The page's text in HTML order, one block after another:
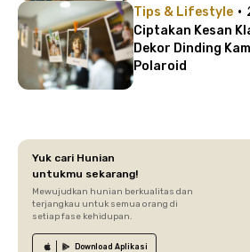
Tips & Lifestyle ·
Ciptakan Kesan
Dekor Dinding
Polaroid
Yuk cari Hunian
untukmu sekarang!
Mewujudkan hunian berkualitas dan
terjangkau untuk semua orang di
setiap fase kehidupan.
Download Aplikasi